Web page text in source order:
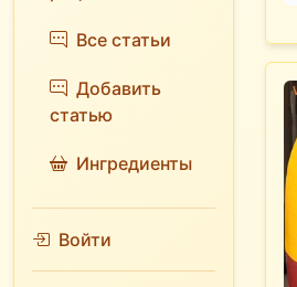
Все статьи
Добавить
статью
Ингредиенты
Войти